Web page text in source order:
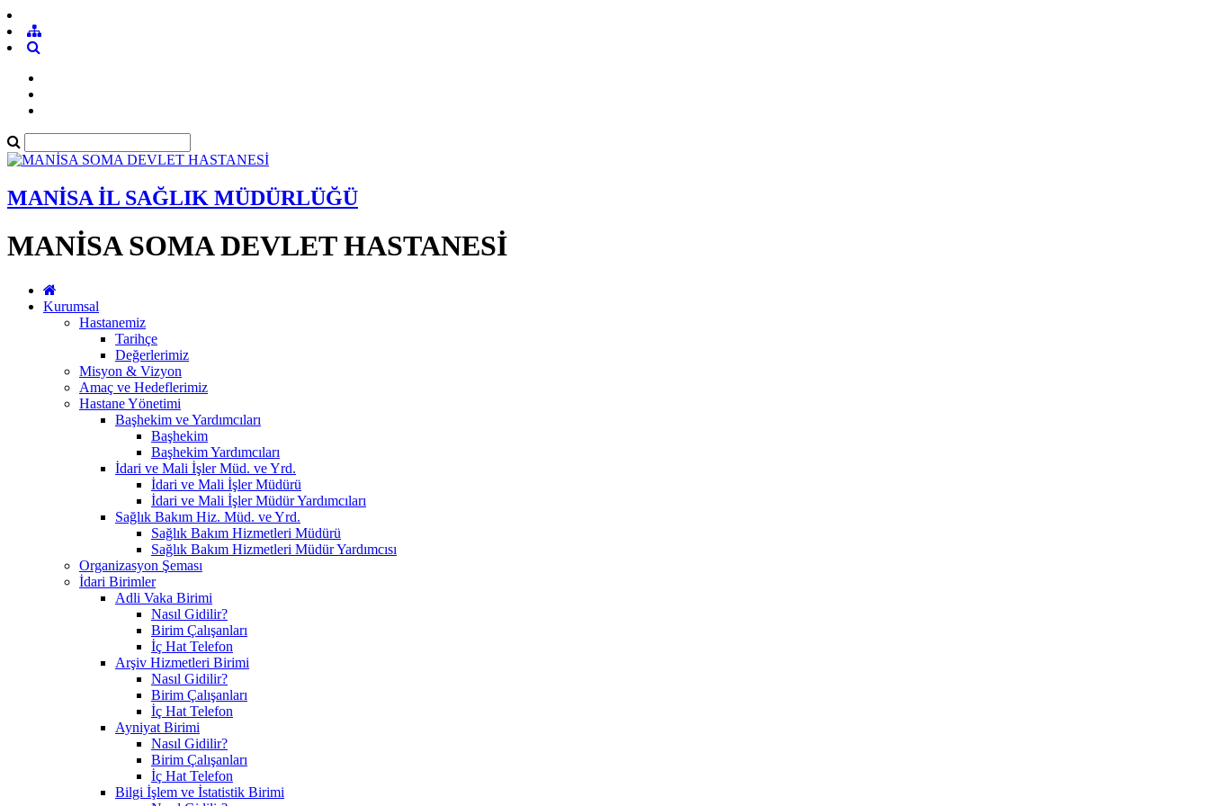
MANİSA İL SAĞLIK MÜDÜRLÜĞÜ
MANİSA SOMA DEVLET HASTANESİ
Kurumsal
Hastanemiz
Tarihçe
Değerlerimiz
Misyon & Vizyon
Amaç ve Hedeflerimiz
Hastane Yönetimi
Başhekim ve Yardımcıları
Başhekim
Başhekim Yardımcıları
İdari ve Mali İşler Müd. ve Yrd.
İdari ve Mali İşler Müdürü
İdari ve Mali İşler Müdür Yardımcıları
Sağlık Bakım Hiz. Müd. ve Yrd.
Sağlık Bakım Hizmetleri Müdürü
Sağlık Bakım Hizmetleri Müdür Yardımcısı
Organizasyon Şeması
İdari Birimler
Adli Vaka Birimi
Nasıl Gidilir?
Birim Çalışanları
İç Hat Telefon
Arşiv Hizmetleri Birimi
Nasıl Gidilir?
Birim Çalışanları
İç Hat Telefon
Ayniyat Birimi
Nasıl Gidilir?
Birim Çalışanları
İç Hat Telefon
Bilgi İşlem ve İstatistik Birimi